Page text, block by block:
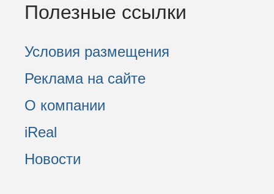
Полезные ссылки
Условия размещения
Реклама на сайте
О компании
iReal
Новости